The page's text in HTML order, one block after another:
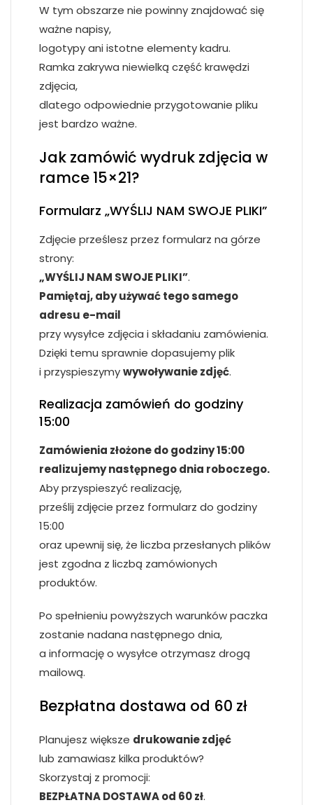
W tym obszarze nie powinny znajdować się
ważne napisy,
logotypy ani istotne elementy kadru.
Ramka zakrywa niewielką część krawędzi
zdjęcia,
dlatego odpowiednie przygotowanie pliku
jest bardzo ważne.
Jak zamówić wydruk zdjęcia w
ramce 15×21?
Formularz „WYŚLIJ NAM SWOJE PLIKI”
Zdjęcie prześlesz przez formularz na górze
strony:
„WYŚLIJ NAM SWOJE PLIKI”.
Pamiętaj, aby używać tego samego
adresu e-mail
przy wysyłce zdjęcia i składaniu zamówienia.
Dzięki temu sprawnie dopasujemy plik
i przyspieszymywywoływanie zdjęć.
Realizacja zamówień do godziny
15:00
Zamówienia złożone do godziny 15:00
realizujemy następnego dnia roboczego.
Aby przyspieszyć realizację,
prześlij zdjęcie przez formularz do godziny
15:00
oraz upewnij się, że liczba przesłanych plików
jest zgodna z liczbą zamówionych
produktów.
Po spełnieniu powyższych warunków paczka
zostanie nadana następnego dnia,
a informację o wysyłce otrzymasz drogą
mailową.
Bezpłatna dostawa od 60 zł
Planujesz większe drukowanie zdjęć
lub zamawiasz kilka produktów?
Skorzystaj z promocji:
BEZPŁATNA DOSTAWA od 60 zł.